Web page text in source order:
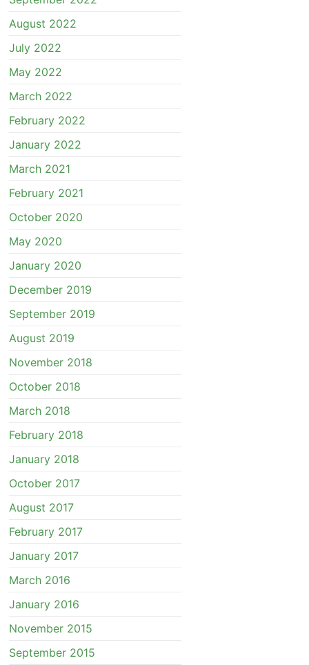
August 2022
July 2022
May 2022
March 2022
February 2022
January 2022
March 2021
February 2021
October 2020
May 2020
January 2020
December 2019
September 2019
August 2019
November 2018
October 2018
March 2018
February 2018
January 2018
October 2017
August 2017
February 2017
January 2017
March 2016
January 2016
November 2015
September 2015